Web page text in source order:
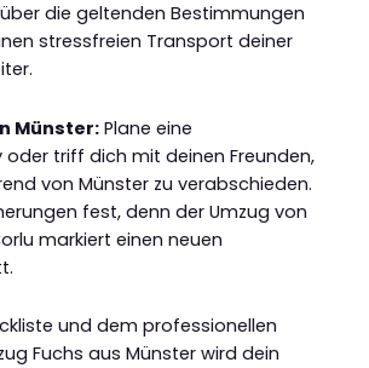
die geltenden Bestimmungen
stressfreien Transport deiner
Münster:Plane eine
triff dich mit deinen Freunden,
von Münster zu verabschieden.
fest, denn der Umzug von
markiert einen neuen
und dem professionellen
Fuchs aus Münster wird dein